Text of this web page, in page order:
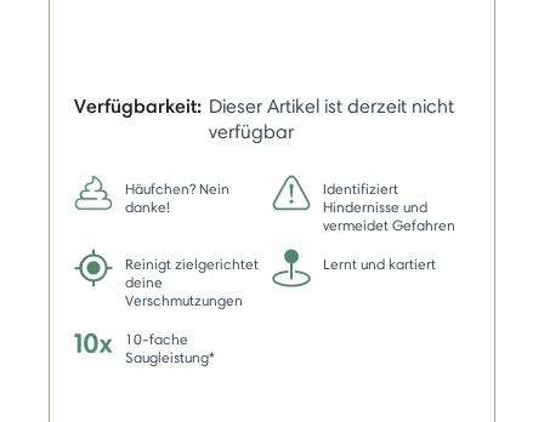
Verfügbarkeit: Dieser Artikel ist derzeit nicht
verfügbar
Häufchen? Nein
danke!
Identifiziert
Hindernisse und
vermeidet Gefahren
Reinigt zielgerichtet
deine
Verschmutzungen
Lernt und kartiert
10-fache
Saugleistung*